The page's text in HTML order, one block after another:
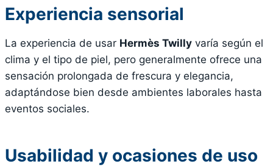
Experiencia sensorial
La experiencia de usar Hermès Twilly varía según el
clima y el tipo de piel, pero generalmente ofrece una
sensación prolongada de frescura y elegancia,
adaptándose bien desde ambientes laborales hasta
eventos sociales.
Usabilidad y ocasiones de uso